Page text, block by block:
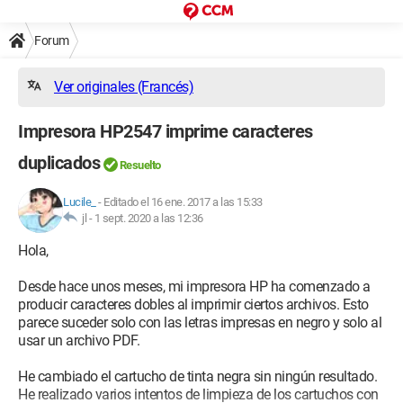
Forum
Ver originales (Francés)
Impresora HP2547 imprime caracteres
duplicados
Resuelto
Lucile_ - Editado el 16 ene. 2017 a las 15:33
jl - 1 sept. 2020 a las 12:36
Hola,
Desde hace unos meses, mi impresora HP ha comenzado a
producir caracteres dobles al imprimir ciertos archivos. Esto
parece suceder solo con las letras impresas en negro y solo al
usar un archivo PDF.
He cambiado el cartucho de tinta negra sin ningún resultado.
He realizado varios intentos de limpieza de los cartuchos con